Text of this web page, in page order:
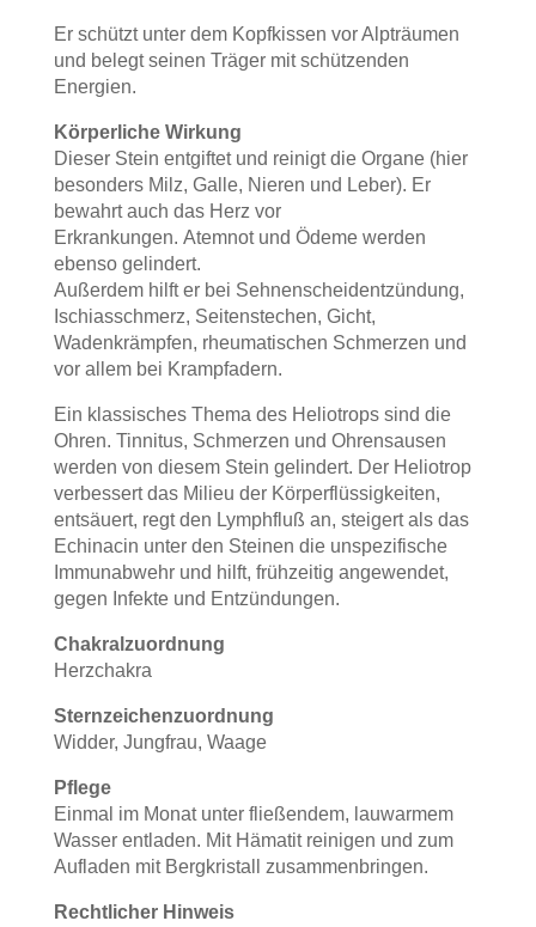
Er schützt unter dem Kopfkissen vor Alpträumen
und belegt seinen Träger mit schützenden
Energien.
Körperliche Wirkung
Dieser Stein entgiftet und reinigt die Organe (hier
besonders Milz, Galle, Nieren und Leber). Er
bewahrt auch das Herz vor
Erkrankungen. Atemnot und Ödeme werden
ebenso gelindert.
Außerdem hilft er bei Sehnenscheidentzündung,
Ischiasschmerz, Seitenstechen, Gicht,
Wadenkrämpfen, rheumatischen Schmerzen und
vor allem bei Krampfadern.
Ein klassisches Thema des Heliotrops sind die
Ohren. Tinnitus, Schmerzen und Ohrensausen
werden von diesem Stein gelindert. Der Heliotrop
verbessert das Milieu der Körperflüssigkeiten,
entsäuert, regt den Lymphfluß an, steigert als das
Echinacin unter den Steinen die unspezifische
Immunabwehr und hilft, frühzeitig angewendet,
gegen Infekte und Entzündungen.
Chakralzuordnung
Herzchakra
Sternzeichenzuordnung
Widder, Jungfrau, Waage
Pflege
Einmal im Monat unter fließendem, lauwarmem
Wasser entladen. Mit Hämatit reinigen und zum
Aufladen mit Bergkristall zusammenbringen.
Rechtlicher Hinweis